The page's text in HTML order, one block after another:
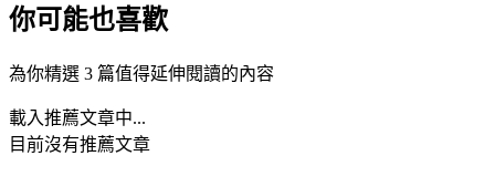
你可能也喜歡
為你精選 3 篇值得延伸閱讀的內容
載入推薦文章中...
目前沒有推薦文章